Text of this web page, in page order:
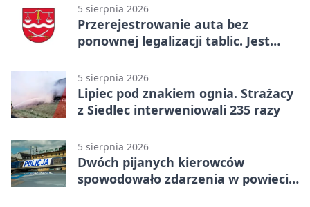
5 sierpnia 2026
Przerejestrowanie auta bez
ponownej legalizacji tablic. Jest
5 sierpnia 2026
Lipiec pod znakiem ognia. Strażacy
z Siedlec interweniowali 235 razy
5 sierpnia 2026
Dwóch pijanych kierowców
spowodowało zdarzenia w powiecie